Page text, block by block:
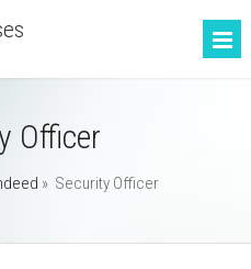
Officer
» Security Officer